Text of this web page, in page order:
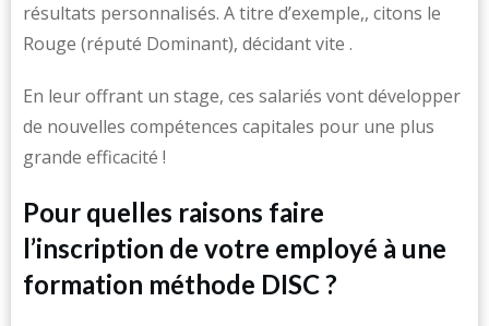
résultats personnalisés. A titre d’exemple,, citons le
Rouge (réputé Dominant), décidant vite .
En leur offrant un stage, ces salariés vont développer
de nouvelles compétences capitales pour une plus
grande efficacité !
Pour quelles raisons faire
l’inscription de votre employé à une
formation méthode DISC ?